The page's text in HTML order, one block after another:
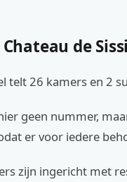
de Sissi
telt 26 kamers en 2
geen nummer,
er voor iedere
zijn ingericht met